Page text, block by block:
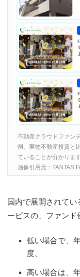
不動産クラウドファン
例。実物不動産投資と
ていることが分かります
画像引用元：FANTAS
国内で展開されて
ービスの、ファンド
低い場合で、
度、
高い場合は、